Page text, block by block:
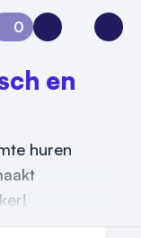
0
0
Inloggen
en
huren